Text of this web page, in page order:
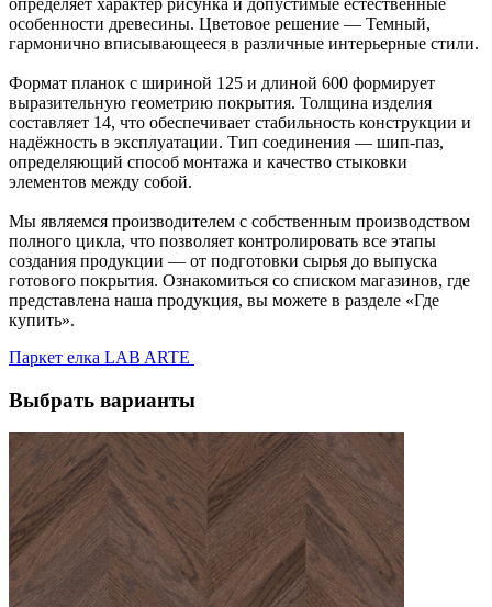
особенности древесины. Цветовое решение — Темный,
гармонично вписывающееся в различные интерьерные стили.
Формат планок с шириной 125 и длиной 600 формирует
выразительную геометрию покрытия. Толщина изделия
составляет 14, что обеспечивает стабильность конструкции и
надёжность в эксплуатации. Тип соединения — шип-паз,
определяющий способ монтажа и качество стыковки
элементов между собой.
Мы являемся производителем с собственным производством
полного цикла, что позволяет контролировать все этапы
создания продукции — от подготовки сырья до выпуска
готового покрытия. Ознакомиться со списком магазинов, где
представлена наша продукция, вы можете в разделе «Где
купить».
Паркет елка LAB ARTE
Выбрать варианты